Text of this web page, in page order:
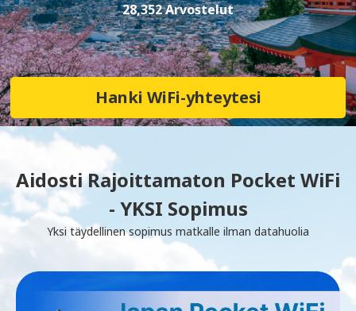
28,352 Arvostelut
Hanki WiFi-yhteytesi
Aidosti Rajoittamaton Pocket WiFi
- YKSI Sopimus
Yksi täydellinen sopimus matkalle ilman datahuolia